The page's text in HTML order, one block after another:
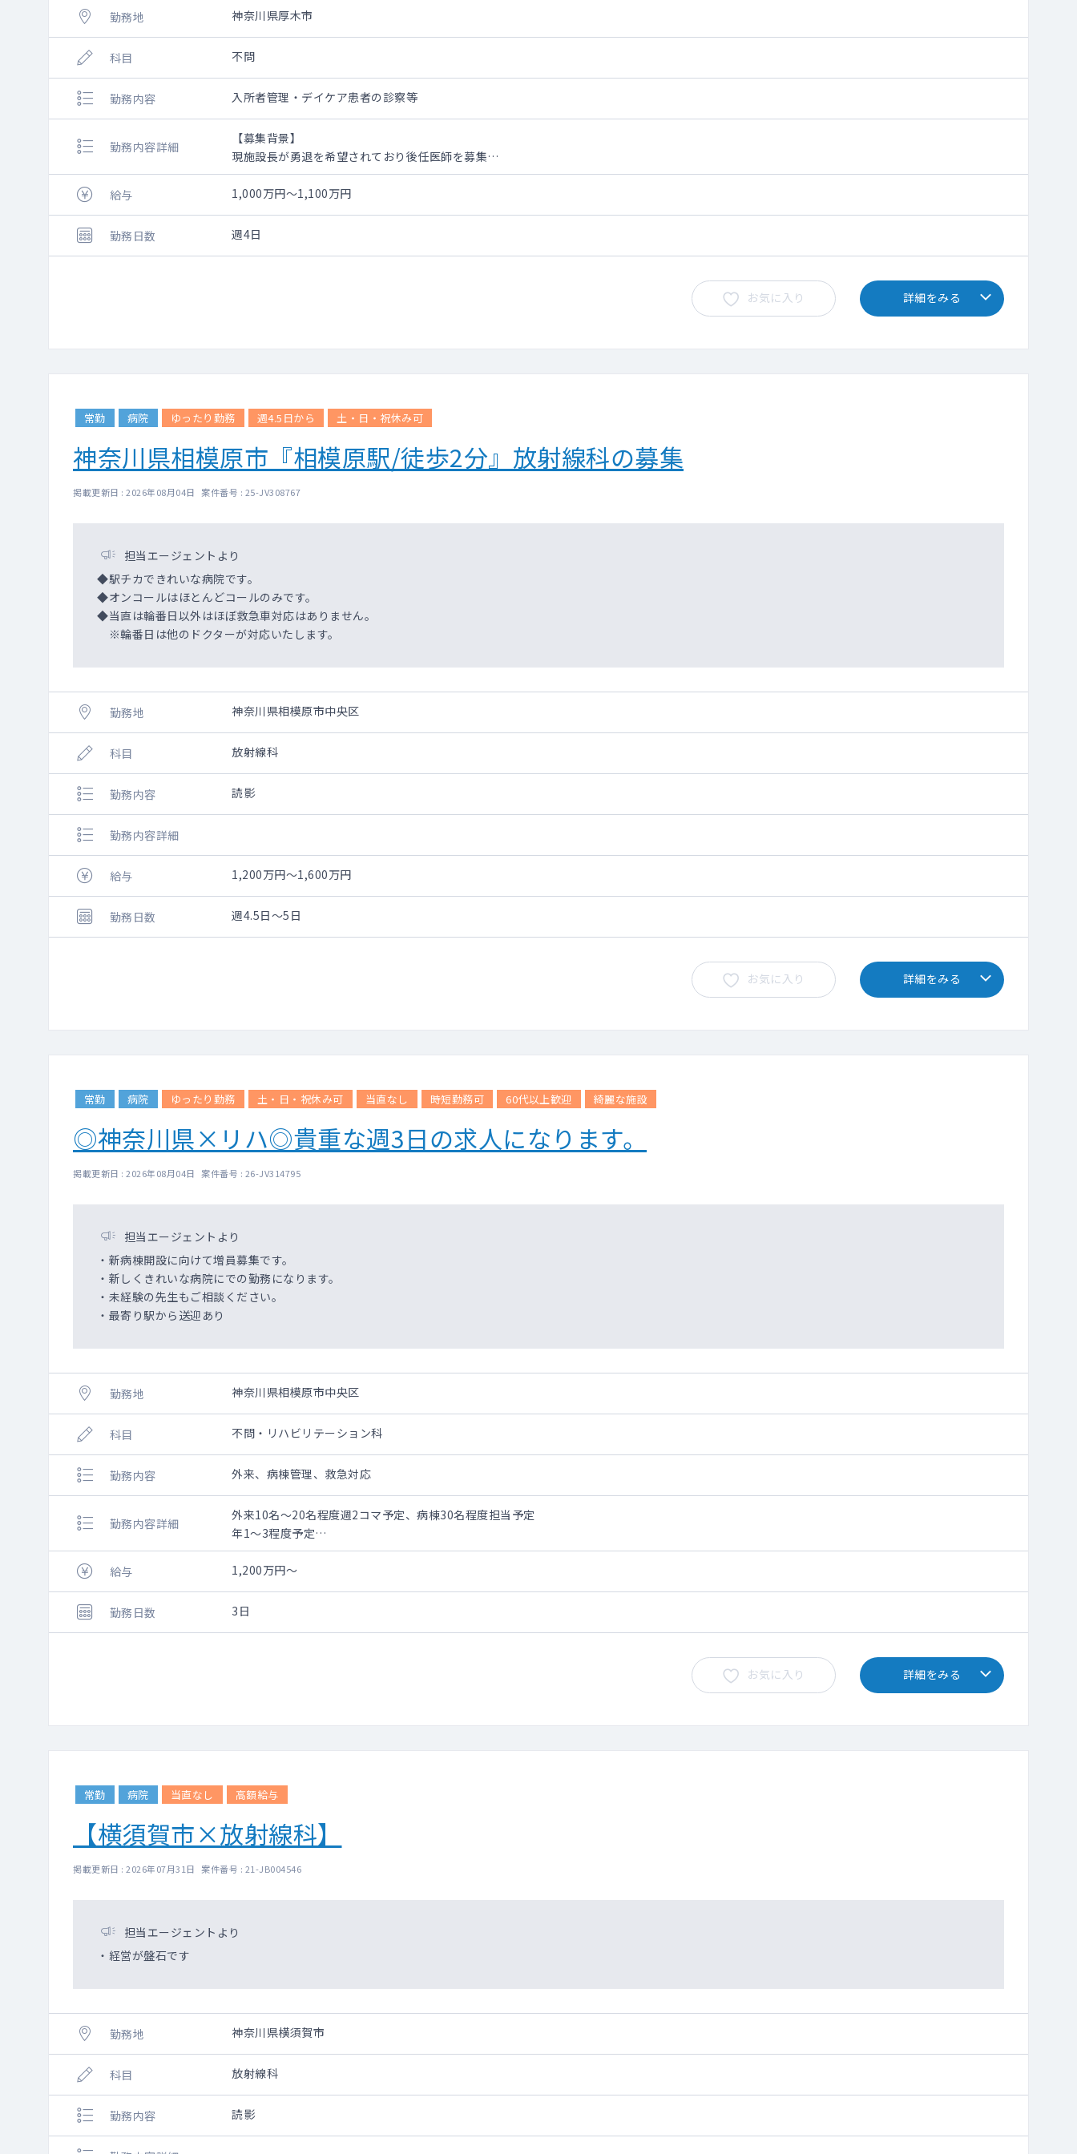
勤務地 神奈川県厚木市
科目 不問
勤務内容 入所者管理・デイケア患者の診察等
勤務内容詳細
【募集背景】
現施設長が勇退を希望されており後任医師を募集
【勤務内容】
・入所者定員100名（一般棟60名・認知症専門棟40名）の管理 ※現在92～93名程の稼働
・通所定員20名の診察 ※現在平均12名程
給与 1,000万円～1,100万円
勤務日数 週4日
お気に入り 詳細をみる
常勤 病院 ゆったり勤務 週4.5日から 土・日・祝休み可
神奈川県相模原市『相模原駅/徒歩2分』放射線科の募集
掲載更新日 : 2026年08月04日 案件番号 : 25-JV308767
担当エージェントより
◆駅チカできれいな病院です。
◆オンコールはほとんどコールのみです。
◆当直は輪番日以外はほぼ救急車対応はありません。
※輪番日は他のドクターが対応いたします。
勤務地 神奈川県相模原市中央区
科目 放射線科
勤務内容 読影
勤務内容詳細
給与 1,200万円～1,600万円
勤務日数 週4.5日～5日
お気に入り 詳細をみる
常勤 病院 ゆったり勤務 土・日・祝休み可 当直なし 時短勤務可 60代以上歓迎 綺麗な施設
◎神奈川県×リハ◎貴重な週3日の求人になります。
掲載更新日 : 2026年08月04日 案件番号 : 26-JV314795
担当エージェントより
・新病棟開設に向けて増員募集です。
・新しくきれいな病院にでの勤務になります。
・未経験の先生もご相談ください。
・最寄り駅から送迎あり
勤務地 神奈川県相模原市中央区
科目 不問・リハビリテーション科
勤務内容 外来、病棟管理、救急対応
勤務内容詳細
外来10名～20名程度週2コマ予定、病棟30名程度担当予定
年1～3程度予定
2027年11月に開設予定の回復期リハビリテーション病棟にて、外来、病棟管理等をお願いします。
それまでは療養病棟での勤務も可能
給与 1,200万円～
勤務日数 3日
お気に入り 詳細をみる
常勤 病院 当直なし 高額給与
【横須賀市×放射線科】
掲載更新日 : 2026年07月31日 案件番号 : 21-JB004546
担当エージェントより
・経営が盤石です
勤務地 神奈川県横須賀市
科目 放射線科
勤務内容 読影